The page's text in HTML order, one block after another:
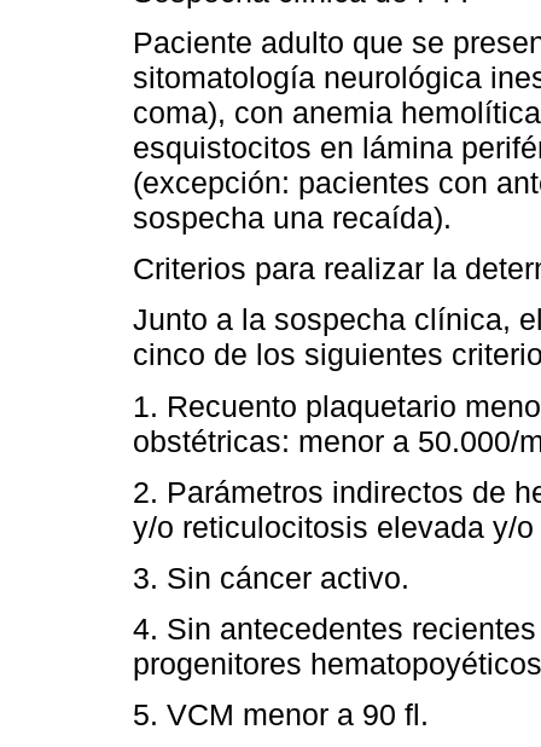
Paciente adulto que se
sitomatología neurológica
coma), con anemia
esquistocitos en lámina
(excepción: pacientes con
sospecha una recaída).
Criterios para realizar la
Junto a la sospecha clínica,
cinco de los siguientes
1. Recuento plaquetario
obstétricas: menor a 50.000/
2. Parámetros indirectos de
y/o reticulocitosis elevada y/
3. Sin cáncer activo.
4. Sin antecedentes
progenitores
5. VCM menor a 90 fl.